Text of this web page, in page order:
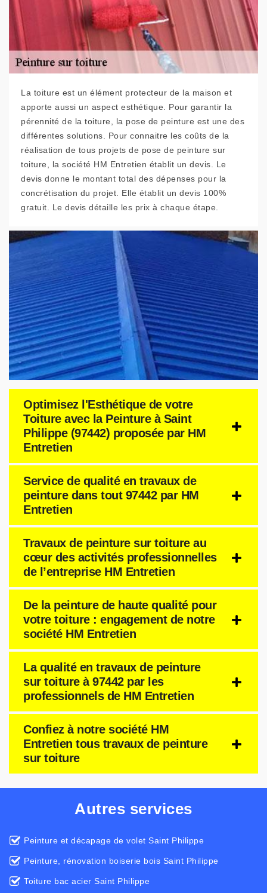
La toiture est un élément protecteur de la maison et
apporte aussi un aspect esthétique. Pour garantir la
pérennité de la toiture, la pose de peinture est une des
différentes solutions. Pour connaitre les coûts de la
réalisation de tous projets de pose de peinture sur
toiture, la société HM Entretien établit un devis. Le
devis donne le montant total des dépenses pour la
concrétisation du projet. Elle établit un devis 100%
gratuit. Le devis détaille les prix à chaque étape.
Optimisez l'Esthétique de votre
Toiture avec la Peinture à Saint
Philippe (97442) proposée par HM
Entretien
Service de qualité en travaux de
peinture dans tout 97442 par HM
Entretien
Travaux de peinture sur toiture au
cœur des activités professionnelles
de l’entreprise HM Entretien
De la peinture de haute qualité pour
votre toiture : engagement de notre
société HM Entretien
La qualité en travaux de peinture
sur toiture à 97442 par les
professionnels de HM Entretien
Confiez à notre société HM
Entretien tous travaux de peinture
sur toiture
Autres services
Peinture et décapage de volet Saint Philippe
Peinture, rénovation boiserie bois Saint Philippe
Toiture bac acier Saint Philippe